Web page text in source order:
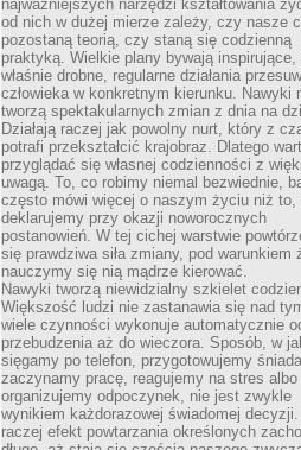
najważniejszych narzędzi kształtowania
od nich w dużej mierze zależy, czy nasze
pozostaną teorią, czy staną się codzienną
praktyką. Wielkie plany bywają inspirujące,
właśnie drobne, regularne działania
człowieka w konkretnym kierunku. Nawyki
tworzą spektakularnych zmian z dnia na
Działają raczej jak powolny nurt, który z
potrafi przekształcić krajobraz. Dlatego
przyglądać się własnej codzienności z
uwagą. To, co robimy niemal bezwiednie,
często mówi więcej o naszym życiu niż to,
deklarujemy przy okazji noworocznych
postanowień. W tej cichej warstwie
się prawdziwa siła zmiany, pod warunkiem
nauczymy się nią mądrze kierować.
Nawyki tworzą niewidzialny szkielet
Większość ludzi nie zastanawia się nad
wiele czynności wykonuje automatycznie
przebudzenia aż do wieczora. Sposób, w
sięgamy po telefon, przygotowujemy
zaczynamy pracę, reagujemy na stres albo
organizujemy odpoczynek, nie jest zwykle
wynikiem każdorazowej świadomej decyzji.
raczej efekt powtarzania określonych